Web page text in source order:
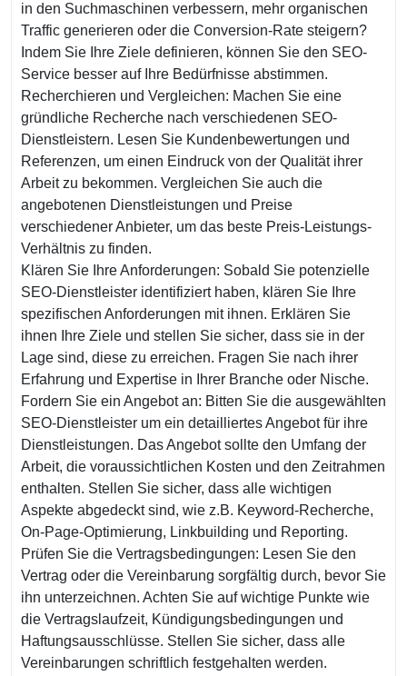
in den Suchmaschinen verbessern, mehr organischen
Traffic generieren oder die Conversion-Rate steigern?
Indem Sie Ihre Ziele definieren, können Sie den SEO-
Service besser auf Ihre Bedürfnisse abstimmen.
Recherchieren und Vergleichen: Machen Sie eine
gründliche Recherche nach verschiedenen SEO-
Dienstleistern. Lesen Sie Kundenbewertungen und
Referenzen, um einen Eindruck von der Qualität ihrer
Arbeit zu bekommen. Vergleichen Sie auch die
angebotenen Dienstleistungen und Preise
verschiedener Anbieter, um das beste Preis-Leistungs-
Verhältnis zu finden.
Klären Sie Ihre Anforderungen: Sobald Sie potenzielle
SEO-Dienstleister identifiziert haben, klären Sie Ihre
spezifischen Anforderungen mit ihnen. Erklären Sie
ihnen Ihre Ziele und stellen Sie sicher, dass sie in der
Lage sind, diese zu erreichen. Fragen Sie nach ihrer
Erfahrung und Expertise in Ihrer Branche oder Nische.
Fordern Sie ein Angebot an: Bitten Sie die ausgewählten
SEO-Dienstleister um ein detailliertes Angebot für ihre
Dienstleistungen. Das Angebot sollte den Umfang der
Arbeit, die voraussichtlichen Kosten und den Zeitrahmen
enthalten. Stellen Sie sicher, dass alle wichtigen
Aspekte abgedeckt sind, wie z.B. Keyword-Recherche,
On-Page-Optimierung, Linkbuilding und Reporting.
Prüfen Sie die Vertragsbedingungen: Lesen Sie den
Vertrag oder die Vereinbarung sorgfältig durch, bevor Sie
ihn unterzeichnen. Achten Sie auf wichtige Punkte wie
die Vertragslaufzeit, Kündigungsbedingungen und
Haftungsausschlüsse. Stellen Sie sicher, dass alle
Vereinbarungen schriftlich festgehalten werden.